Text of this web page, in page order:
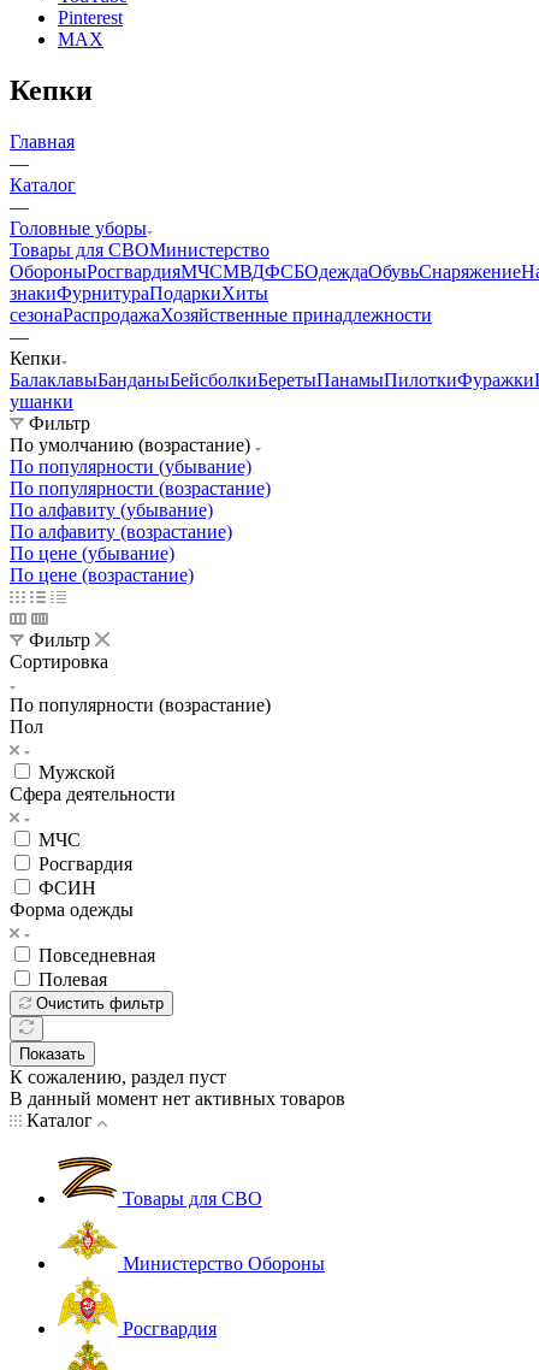
Pinterest
MAX
Кепки
Главная
—
Каталог
—
Головные уборы
Товары для СВОМинистерство
ОбороныРосгвардияМЧСМВДФСБОдеждаОбувьСнаряжение
знакиФурнитураПодаркиХиты
сезонаРаспродажаХозяйственные принадлежности
—
Кепки
БалаклавыБанданыБейсболкиБеретыПанамыПилоткиФуражки
ушанки
Фильтр
По умолчанию (возрастание)
По популярности (убывание)
По популярности (возрастание)
По алфавиту (убывание)
По алфавиту (возрастание)
По цене (убывание)
По цене (возрастание)
Фильтр
Сортировка
По популярности (возрастание)
Пол
Мужской
Сфера деятельности
МЧС
Росгвардия
ФСИН
Форма одежды
Повседневная
Полевая
Очистить фильтр
Показать
К сожалению, раздел пуст
В данный момент нет активных товаров
Каталог
Товары для СВО
Министерство Обороны
Росгвардия